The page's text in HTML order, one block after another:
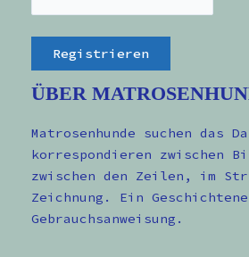
ÜBER
Matrosenhunde suchen das
korrespondieren zwischen
zwischen den Zeilen, im
Zeichnung. Ein
Gebrauchsanweisung.